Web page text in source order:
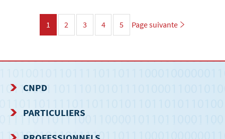
Page
1 Page
2 Page
3 Page
4 Page
5 Page suivante
MENU
DE
CNPD
PARTICULIERS